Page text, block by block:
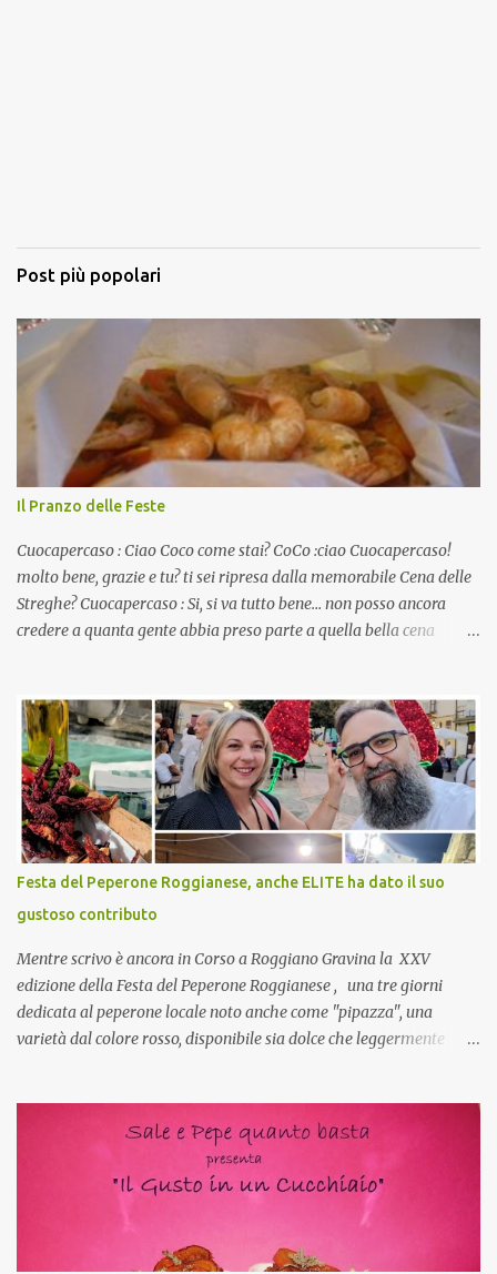
Post più popolari
Il Pranzo delle Feste
Cuocapercaso : Ciao Coco come stai? CoCo :ciao Cuocapercaso!
molto bene, grazie e tu? ti sei ripresa dalla memorabile Cena delle
Streghe? Cuocapercaso : Si, si va tutto bene… non posso ancora
credere a quanta gente abbia preso parte a quella bella cena
pranzo, racconta un po'! Perchè io avrò ospiti e cerco degli spunti...
Cuocapercaso : A dire il vero domenica prossima non preparo
nulla perché vado al Pranzo Aziendale di fine anno organizzato dai
mie capi! CoCo : Pranzo aziendale? Una bella idea! Cuocapercaso :
si, è un modo per riunirsi tutti a fine anno e tirare le somme…
naturalmente mangiando tutti insieme, con grande convivialità!
CoCo : è naturale il cibo, come sappiamo bene, funziona spesso da
collante e anche nel lavoro riesce a creare spesso l’ambiente
favorevole per molte belle opportunità, non trovi? Cuocapercaso :
Si, concordo! …addirittura si dice...
Festa del Peperone Roggianese, anche ELITE ha dato il suo
gustoso contributo
Mentre scrivo è ancora in Corso a Roggiano Gravina la XXV
edizione della Festa del Peperone Roggianese , una tre giorni
dedicata al peperone locale noto anche come "pipazza", una
varietà dal colore rosso, disponibile sia dolce che leggermente
(Pat) della Calabria. Un ingrediente versatile in cucina, utilizzato
fresco o essiccato in ricette della tradizione o in piatti innovativi.
Durante la prima serata dell'evento abbiamo avuto prova della
versatilità di questo ingrediente durante il "2° Concorso
Gastronomico di piatti a base di peperone Roggianese" ideato da
Gina Santagata , presidente dell'associazione Mongolfiera, che ha